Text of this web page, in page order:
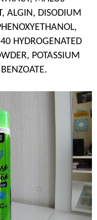
ALGIN, DISODIUM
40 HYDROGENATED
POTASSIUM